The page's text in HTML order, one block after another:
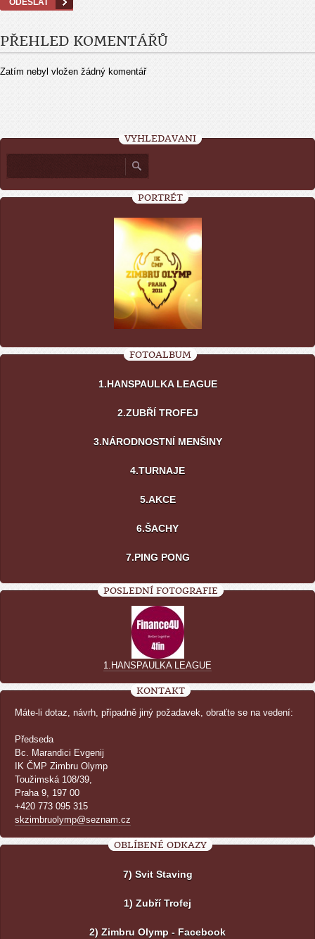
PŘEHLED KOMENTÁŘŮ
Zatím nebyl vložen žádný komentář
VYHLEDÁVÁNÍ
PORTRÉT
FOTOALBUM
1.HANSPAULKA LEAGUE
2.ZUBŘÍ TROFEJ
3.NÁRODNOSTNÍ MENŠINY
4.TURNAJE
5.AKCE
6.ŠACHY
7.PING PONG
POSLEDNÍ FOTOGRAFIE
1.HANSPAULKA LEAGUE
KONTAKT
Máte-li dotaz, návrh, případně jiný požadavek, obraťte se na vedení:
Předseda
Bc. Marandici Evgenij
IK ČMP Zimbru Olymp
Toužimská 108/39,
Praha 9, 197 00
+420 773 095 315
skzimbruolymp@seznam.cz
OBLÍBENÉ ODKAZY
7) Svit Staving
1) Zubří Trofej
2) Zimbru Olymp - Facebook